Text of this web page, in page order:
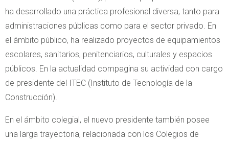
ha desarrollado una práctica profesional diversa, tanto para
administraciones públicas como para el sector privado. En
el ámbito público, ha realizado proyectos de equipamientos
escolares, sanitarios, penitenciarios, culturales y espacios
públicos. En la actualidad compagina su actividad con cargo
de presidente del ITEC (Instituto de Tecnología de la
Construcción).
En el ámbito colegial, el nuevo presidente también posee
una larga trayectoria, relacionada con los Colegios de